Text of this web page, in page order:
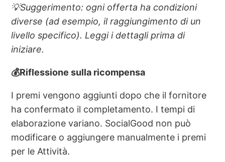
💡Suggerimento: ogni offerta ha condizioni
diverse (ad esempio, il raggiungimento di un
livello specifico). Leggi i dettagli prima di
iniziare.
💰Riflessione sulla ricompensa
I premi vengono aggiunti dopo che il fornitore
ha confermato il completamento. I tempi di
elaborazione variano. SocialGood non può
modificare o aggiungere manualmente i premi
per le Attività.